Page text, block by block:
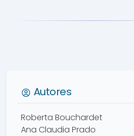
Autores
Roberta Bouchardet
Ana Claudia Prado